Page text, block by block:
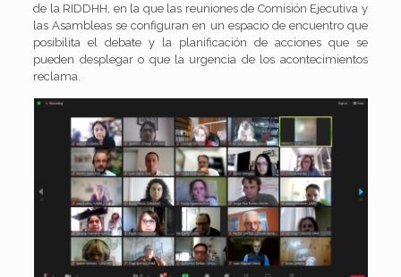
de la RIDDHH, en la que las reuniones de Comisión Ejecutiva y
las Asambleas se configuran en un espacio de encuentro que
posibilita el debate y la planificación de acciones que se
pueden desplegar o que la urgencia de los acontecimientos
reclama.